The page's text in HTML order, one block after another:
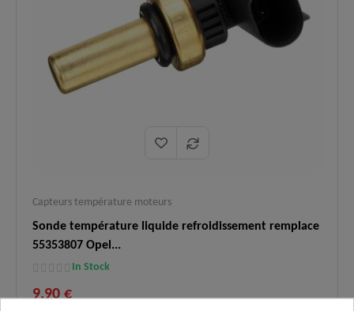
Capteurs température moteurs
Sonde température liquide refroidissement remplace
55353807 Opel...
In Stock
9,90 €